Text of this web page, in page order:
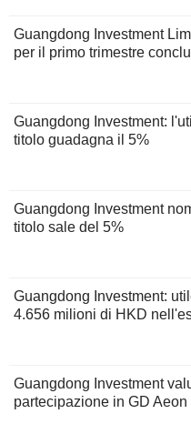
Guangdong Investment
per il primo trimestre
Guangdong Investment:
titolo guadagna il 5%
Guangdong Investment
titolo sale del 5%
Guangdong Investment:
4.656 milioni di HKD
Guangdong Investment
partecipazione in GD Aeon